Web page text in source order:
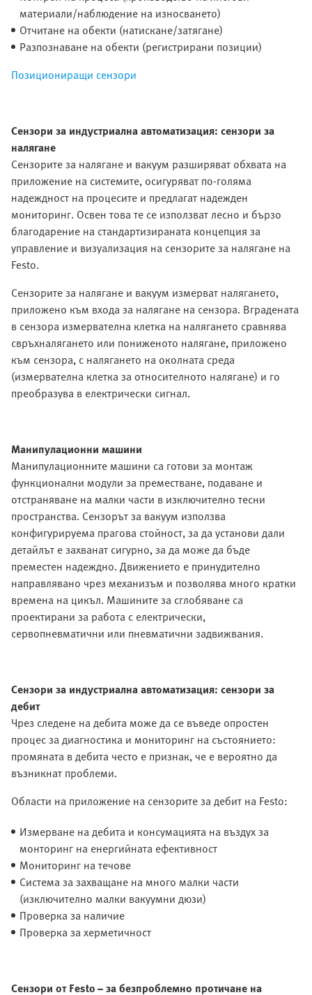
материали/наблюдение на износването)
Отчитане на обекти (натискане/затягане)
Разпознаване на обекти (регистрирани позиции)
Позициониращи сензори
Сензори за индустриална автоматизация: сензори за
налягане
Сензорите за налягане и вакуум разширяват обхвата на
приложение на системите, осигуряват по-голяма
надеждност на процесите и предлагат надежден
мониторинг. Освен това те се използват лесно и бързо
благодарение на стандартизираната концепция за
управление и визуализация на сензорите за налягане на
Festo.
Сензорите за налягане и вакуум измерват налягането,
приложено към входа за налягане на сензора. Вградената
в сензора измервателна клетка на налягането сравнява
свръхналягането или пониженото налягане, приложено
към сензора, с налягането на околната среда
(измервателна клетка за относителното налягане) и го
преобразува в електрически сигнал.
Манипулационни машини
Манипулационните машини са готови за монтаж
функционални модули за преместване, подаване и
отстраняване на малки части в изключително тесни
пространства. Сензорът за вакуум използва
конфигурируема прагова стойност, за да установи дали
детайлът е захванат сигурно, за да може да бъде
преместен надеждно. Движението е принудително
направлявано чрез механизъм и позволява много кратки
времена на цикъл. Машините за сглобяване са
проектирани за работа с електрически,
сервопневматични или пневматични задвижвания.
Сензори за индустриална автоматизация: сензори за
дебит
Чрез следене на дебита може да се въведе опростен
процес за диагностика и мониторинг на състоянието:
промяната в дебита често е признак, че е вероятно да
възникнат проблеми.
Области на приложение на сензорите за дебит на Festo:
Измерване на дебита и консумацията на въздух за
монторинг на енергийната ефективност
Мониторинг на течове
Система за захващане на много малки части
(изключително малки вакуумни дюзи)
Проверка за наличие
Проверка за херметичност
Сензори от Festo – за безпроблемно протичане на